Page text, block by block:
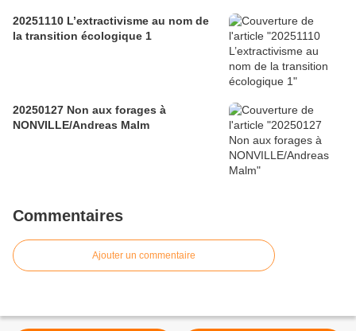
20251110 L’extractivisme au nom de
la transition écologique 1
20250127 Non aux forages à
NONVILLE/Andreas Malm
Commentaires
Ajouter un commentaire